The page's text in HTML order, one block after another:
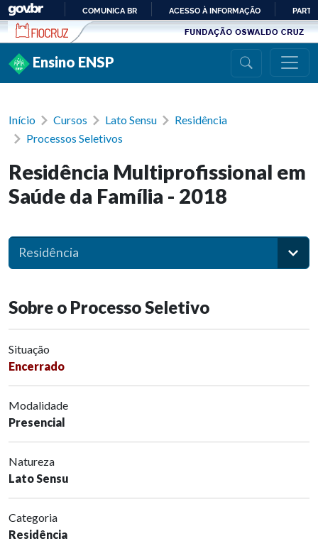
Ir para conteúdo
PARA
COMUNICA BR ACESSO À INFORMAÇÃO
Ensino ENSP
Início Cursos Lato Sensu
Residência
Processos Seletivos
Residência Multiprofissional em
Saúde da Família - 2018
Residência
Sobre o Processo Seletivo
Situação
Encerrado
Modalidade
Presencial
Natureza
Lato Sensu
Categoria
Residência